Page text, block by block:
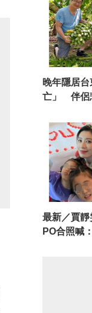
晚年隱居
亡」 伴侶
最新／賈
PO合照喊